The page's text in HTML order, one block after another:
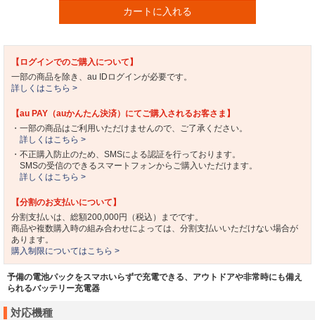
カートに入れる
【ログインでのご購入について】
一部の商品を除き、au IDログインが必要です。
詳しくはこちら >
【au PAY（auかんたん決済）にてご購入されるお客さま】
・一部の商品はご利用いただけませんので、ご了承ください。
詳しくはこちら >
・不正購入防止のため、SMSによる認証を行っております。
SMSの受信のできるスマートフォンからご購入いただけます。
詳しくはこちら >
【分割のお支払いについて】
分割支払いは、総額200,000円（税込）までです。
商品や複数購入時の組み合わせによっては、分割支払いいただけない場合が
あります。
購入制限についてはこちら >
予備の電池パックをスマホいらずで充電できる、アウトドアや非常時にも備え
られるバッテリー充電器
対応機種